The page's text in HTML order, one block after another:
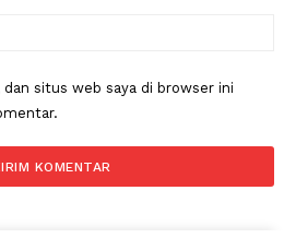
situs web saya di browser ini